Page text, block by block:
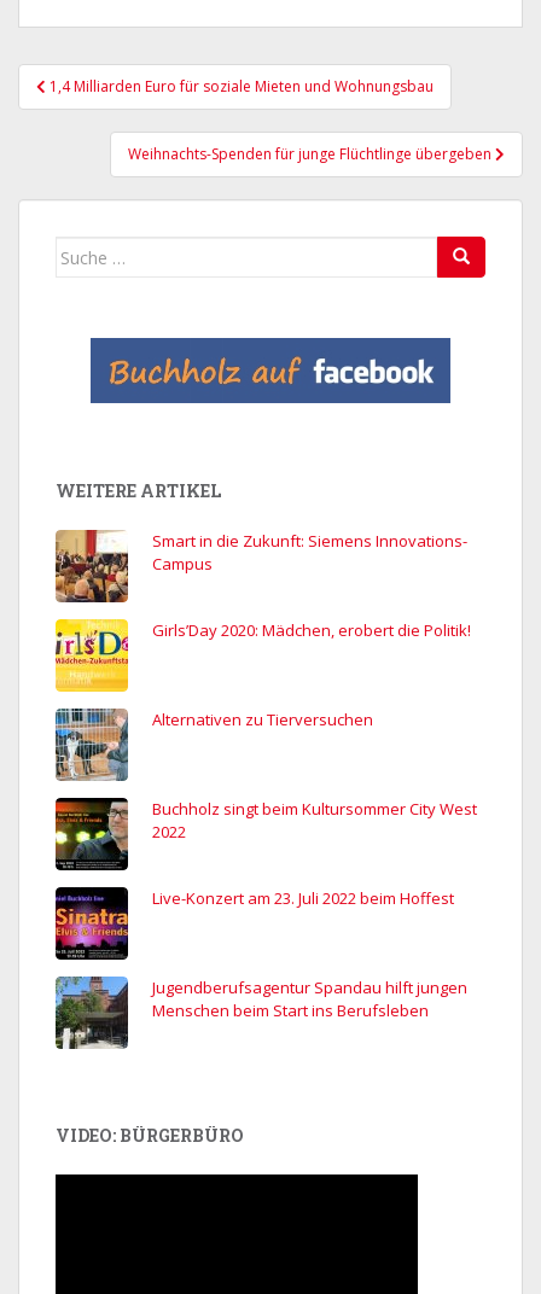
Beitragsnavigation
1,4 Milliarden Euro für soziale Mieten und Wohnungsbau
Weihnachts-Spenden für junge Flüchtlinge übergeben
Suche
WEITERE ARTIKEL
Smart in die Zukunft: Siemens Innovations-
Campus
Girls’Day 2020: Mädchen, erobert die Politik!
Alternativen zu Tierversuchen
Buchholz singt beim Kultursommer City West
2022
Live-Konzert am 23. Juli 2022 beim Hoffest
Jugendberufsagentur Spandau hilft jungen
Menschen beim Start ins Berufsleben
VIDEO: BÜRGERBÜRO